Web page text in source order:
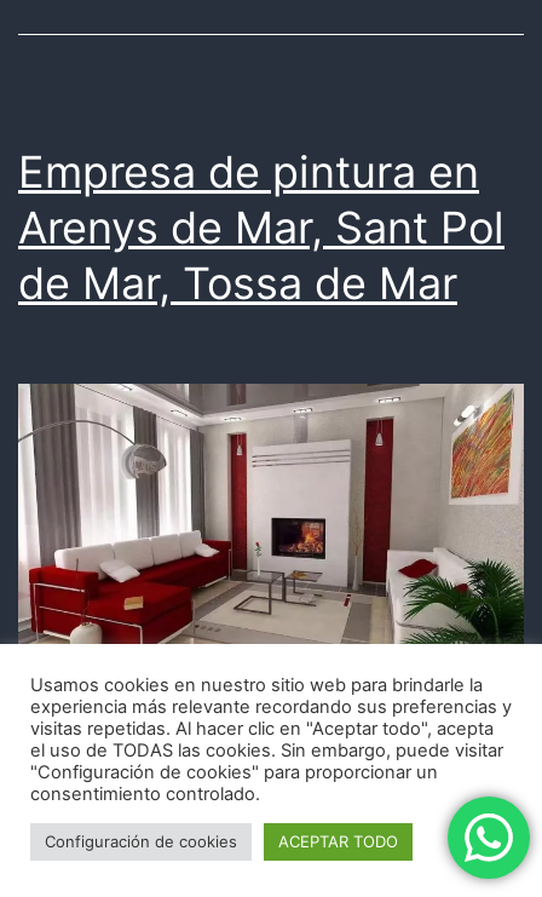
Sant
Mar?
Empresa de pintura en
Arenys de Mar, Sant Pol
de Mar, Tossa de Mar
Empresa de pintura en Arenys de Mar, Cabrera de Mar,
Vilassar de Mar, Blanes, Llagostera, Breda, Sant Pol de
Mar, Tossa de Mar, Lloret de Mar
Empresa de pintura en Arenys de Mar,
Cabrera de Mar, Vilassar de Mar, Blanes,
Usamos cookies en nuestro sitio web para brindarle la
experiencia más relevante recordando sus preferencias y
visitas repetidas. Al hacer clic en "Aceptar todo", acepta
el uso de TODAS las cookies. Sin embargo, puede visitar
"Configuración de cookies" para proporcionar un
consentimiento controlado.
Configuración de cookies ACEPTAR TODO